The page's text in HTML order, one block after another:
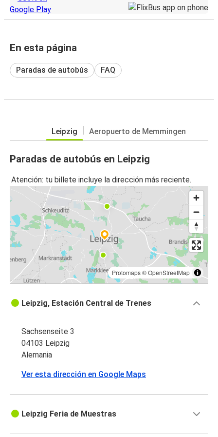
En esta página
Paradas de autobús FAQ
Leipzig Aeropuerto de Memmingen
Paradas de autobús en Leipzig
Atención: tu billete incluye la dirección más reciente.
Protomaps©OpenStreetMap
Leipzig, Estación Central de Trenes
Sachsenseite 3
04103 Leipzig
Alemania
Ver esta dirección en Google Maps
Leipzig Feria de Muestras